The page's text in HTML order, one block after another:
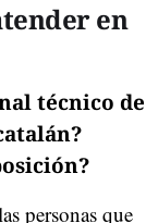
en
técnico de
personas que